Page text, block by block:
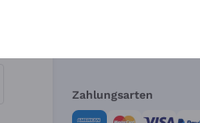
Zahlungsarten